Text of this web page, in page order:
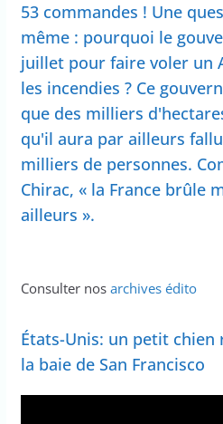
53 commandes ! Une
même : pourquoi le
juillet pour faire voler un
les incendies ? Ce
que des milliers
qu'il aura par ailleurs
milliers de personnes.
Chirac, « la France brûle
ailleurs ».
Consulter nos archives édito
États-Unis: un petit chien
la baie de San Francisco